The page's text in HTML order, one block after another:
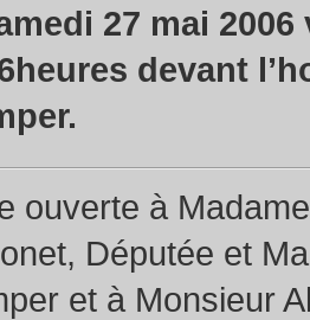
27 mai
devant
ouverte à
Députée et
et à Monsieur